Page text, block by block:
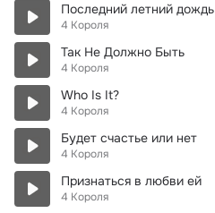
Последний летний дождь
4 Короля
Так Не Должно Быть
4 Короля
Who Is It?
4 Короля
Будет счастье или нет
4 Короля
Признаться в любви ей
4 Короля